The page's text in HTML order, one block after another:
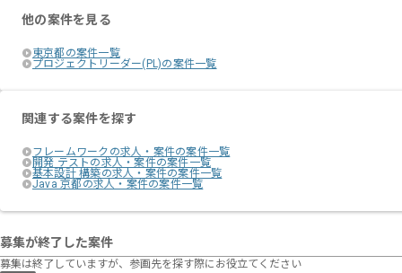
他の案件を見る
東京都の案件一覧
プロジェクトリーダー(PL)の案件一覧
関連する案件を探す
フレームワークの求人・案件の案件一覧
開発 テストの求人・案件の案件一覧
基本設計 構築の求人・案件の案件一覧
Java 京都の求人・案件の案件一覧
募集が終了した案件
募集は終了していますが、参画先を探す際にお役立てください